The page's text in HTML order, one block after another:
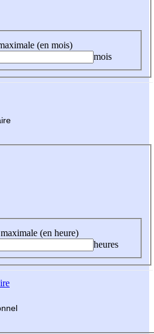
(en mois)
mois
(en heure)
heures